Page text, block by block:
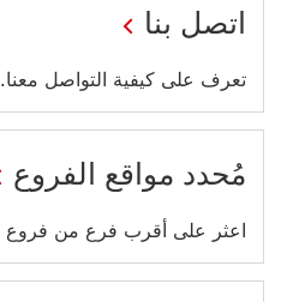
اتصل بنا
تعرف على كيفية التواصل معنا.
مُحدد مواقع الفروع
اعثر على أقرب فرع من فروع HSBC إليك.